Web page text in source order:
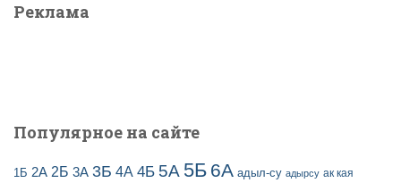
п
:Реклама
Популярное на сайте
1Б 2А 2Б 3А 3Б 4А 4Б 5А 5Б 6А адыл-су адырсу ак кая